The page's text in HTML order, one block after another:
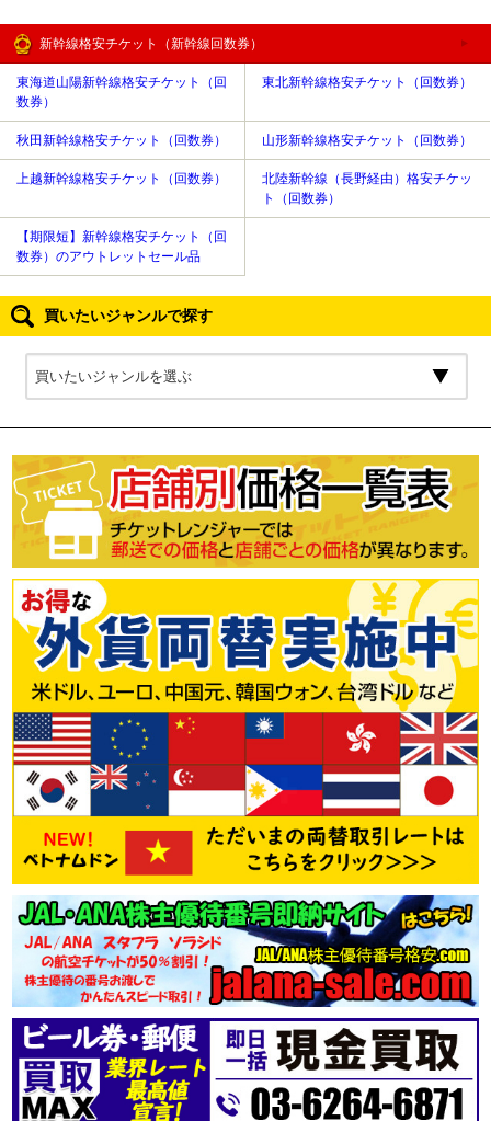
新幹線格安チケット（新幹線回数券）
東海道山陽新幹線格安チケット（回
数券）
東北新幹線格安チケット（回数券）
秋田新幹線格安チケット（回数券） 山形新幹線格安チケット（回数券）
上越新幹線格安チケット（回数券）
北陸新幹線（長野経由）格安チケッ
ト（回数券）
【期限短】新幹線格安チケット（回
数券）のアウトレットセール品
買いたいジャンルで探す